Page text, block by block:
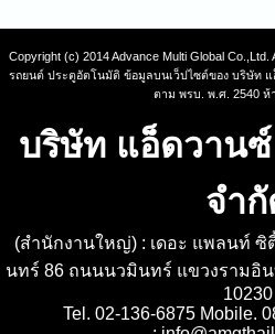
Copyright (c) 2014 Advance Multi Global
รถยนต์ ประตูอัตโนมัติ ข้อมูลบนเว็ปไซต์ของ บริษัท
ตาม พรบ. พ.ศ. 2540 ห้
บริษัท แอ็ดวาน
จำ
(สำนักงานใหญ่) : เดอะ แพลนท์
นทร์ 86 ถนนนวมินทร์ แขวงรามอิน
10230
Tel. 02-136-6875 Mobile.